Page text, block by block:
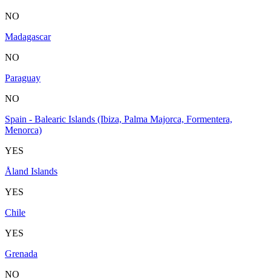
NO
Madagascar
NO
Paraguay
NO
Spain - Balearic Islands (Ibiza, Palma Majorca, Formentera,
Menorca)
YES
Åland Islands
YES
Chile
YES
Grenada
NO